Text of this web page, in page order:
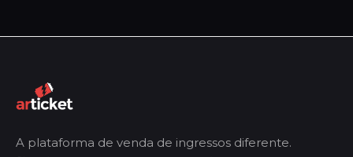
A plataforma de venda de ingressos diferente.